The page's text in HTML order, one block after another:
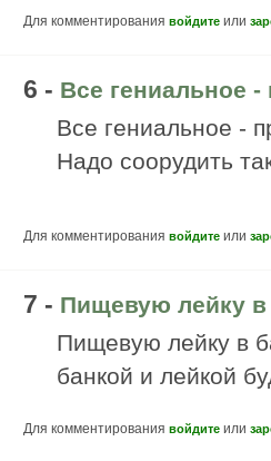
Для комментирования войдите или
6 - Все гениальное -
Все гениальное -
Надо соорудить
Для комментирования войдите или
7 - Пищевую лейку в
Пищевую лейку в
банкой и лейкой
Для комментирования войдите или